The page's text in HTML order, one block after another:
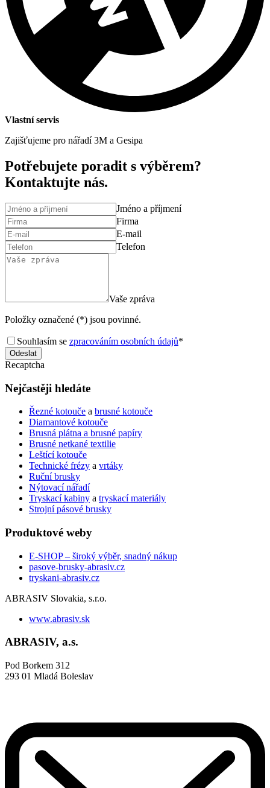
Vlastní servis
Zajišťujeme pro nářadí 3M a Gesipa
Potřebujete poradit s výběrem?
Kontaktujte nás.
Jméno a příjmení
Firma
E-mail
Telefon
Vaše zpráva
Položky označené (*) jsou povinné.
Souhlasím se zpracováním osobních údajů*
Odeslat
Recaptcha
Nejčastěji hledáte
Řezné kotouče a brusné kotouče
Diamantové kotouče
Brusná plátna a brusné papíry
Brusné netkané textilie
Leštící kotouče
Technické frézy a vrtáky
Ruční brusky
Nýtovací nářadí
Tryskací kabiny a tryskací materiály
Strojní pásové brusky
Produktové weby
E-SHOP – široký výběr, snadný nákup
pasove-brusky-abrasiv.cz
tryskani-abrasiv.cz
ABRASIV Slovakia, s.r.o.
www.abrasiv.sk
ABRASIV, a.s.
Pod Borkem 312
293 01 Mladá Boleslav